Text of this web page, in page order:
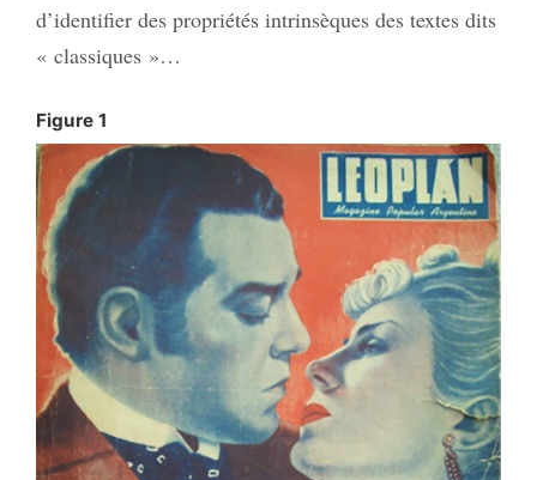
d’identifier des propriétés intrinsèques des textes dits
« classiques »…
Figure 1